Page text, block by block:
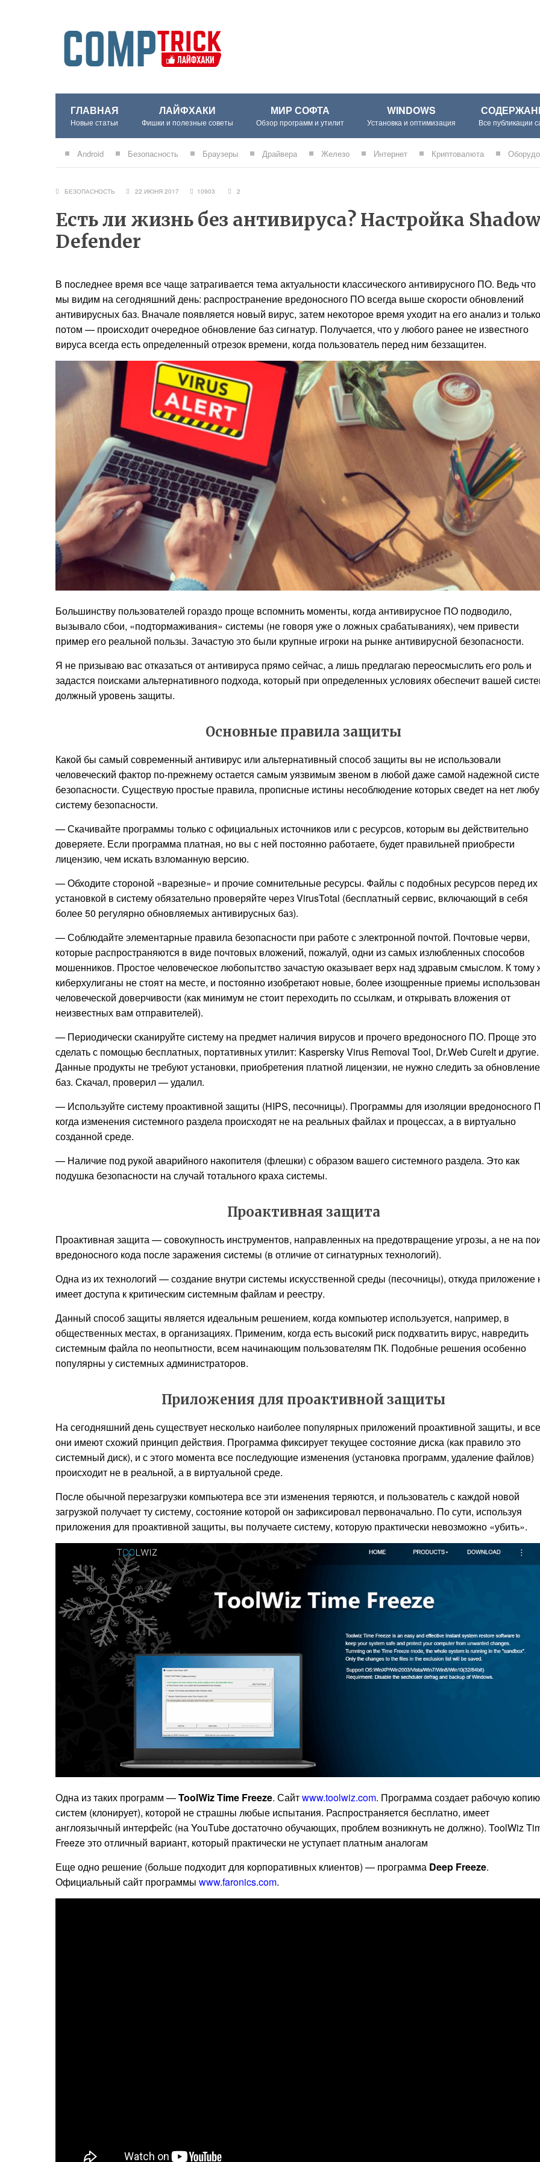
ГЛАВНАЯ
Новые статьи
ЛАЙФХАКИ
Фишки и полезные советы
МИР СОФТА
Обзор программ и утилит
WINDOWS
Установка и оптимизация Все публикации
Android Безопасность Браузеры Драйвера Железо Интернет Криптовалюта
БЕЗОПАСНОСТЬ 22 ИЮНЯ 2017 10903 2
Есть ли жизнь без антивируса? Настройка
Defender
В последнее время все чаще затрагивается тема актуальности классического антивирусного ПО. Ведь что
мы видим на сегодняшний день: распространение вредоносного ПО всегда выше скорости обновлений
антивирусных баз. Вначале появляется новый вирус, затем некоторое время уходит на его анализ и только
потом — происходит очередное обновление баз сигнатур. Получается, что у любого ранее не известного
вируса всегда есть определенный отрезок времени, когда пользователь перед ним беззащитен.
Большинству пользователей гораздо проще вспомнить моменты, когда антивирусное ПО подводило,
вызывало сбои, «подтормаживания» системы (не говоря уже о ложных срабатываниях), чем привести
пример его реальной пользы. Зачастую это были крупные игроки на рынке антивирусной безопасности.
Я не призываю вас отказаться от антивируса прямо сейчас, а лишь предлагаю переосмыслить его роль и
задастся поисками альтернативного подхода, который при определенных условиях обеспечит вашей
должный уровень защиты.
Основные правила защиты
Какой бы самый современный антивирус или альтернативный способ защиты вы не использовали
человеческий фактор по-прежнему остается самым уязвимым звеном в любой даже самой надежной
безопасности. Существую простые правила, прописные истины несоблюдение которых сведет на нет
систему безопасности.
— Скачивайте программы только с официальных источников или с ресурсов, которым вы действительно
доверяете. Если программа платная, но вы с ней постоянно работаете, будет правильней приобрести
лицензию, чем искать взломанную версию.
— Обходите стороной «варезные» и прочие сомнительные ресурсы. Файлы с подобных ресурсов перед их
установкой в систему обязательно проверяйте через VirusTotal (бесплатный сервис, включающий в себя
более 50 регулярно обновляемых антивирусных баз).
— Соблюдайте элементарные правила безопасности при работе с электронной почтой. Почтовые черви,
которые распространяются в виде почтовых вложений, пожалуй, одни из самых излюбленных способов
мошенников. Простое человеческое любопытство зачастую оказывает верх над здравым смыслом. К тому
киберхулиганы не стоят на месте, и постоянно изобретают новые, более изощренные приемы
человеческой доверчивости (как минимум не стоит переходить по ссылкам, и открывать вложения от
неизвестных вам отправителей).
— Периодически сканируйте систему на предмет наличия вирусов и прочего вредоносного ПО. Проще это
сделать с помощью бесплатных, портативных утилит: Kaspersky Virus Removal Tool, Dr.Web CureIt и другие.
Данные продукты не требуют установки, приобретения платной лицензии, не нужно следить за
баз. Скачал, проверил — удалил.
— Используйте систему проактивной защиты (HIPS, песочницы). Программы для изоляции вредоносного
когда изменения системного раздела происходят не на реальных файлах и процессах, а в виртуально
созданной среде.
— Наличие под рукой аварийного накопителя (флешки) с образом вашего системного раздела. Это как
подушка безопасности на случай тотального краха системы.
Проактивная защита
Проактивная защита — совокупность инструментов, направленных на предотвращение угрозы, а не на
вредоносного кода после заражения системы (в отличие от сигнатурных технологий).
Одна из их технологий — создание внутри системы искусственной среды (песочницы), откуда приложение
имеет доступа к критическим системным файлам и реестру.
Данный способ защиты является идеальным решением, когда компьютер используется, например, в
общественных местах, в организациях. Применим, когда есть высокий риск подхватить вирус, навредить
системным файла по неопытности, всем начинающим пользователям ПК. Подобные решения особенно
популярны у системных администраторов.
Приложения для проактивной защиты
На сегодняшний день существует несколько наиболее популярных приложений проактивной защиты, и все
они имеют схожий принцип действия. Программа фиксирует текущее состояние диска (как правило это
системный диск), и с этого момента все последующие изменения (установка программ, удаление файлов)
происходит не в реальной, а в виртуальной среде.
После обычной перезагрузки компьютера все эти изменения теряются, и пользователь с каждой новой
загрузкой получает ту систему, состояние которой он зафиксировал первоначально. По сути, используя
приложения для проактивной защиты, вы получаете систему, которую практически невозможно «убить».
Одна из таких программ —ToolWiz Time Freeze. Сайтwww.toolwiz.com. Программа создает рабочую копию
систем (клонирует), которой не страшны любые испытания. Распространяется бесплатно, имеет
англоязычный интерфейс (на YouTube достаточно обучающих, проблем возникнуть не должно). ToolWiz
Freeze это отличный вариант, который практически не уступает платным аналогам
Еще одно решение (больше подходит для корпоративных клиентов) — программа Deep Freeze.
Официальный сайт программы www.faronics.com.